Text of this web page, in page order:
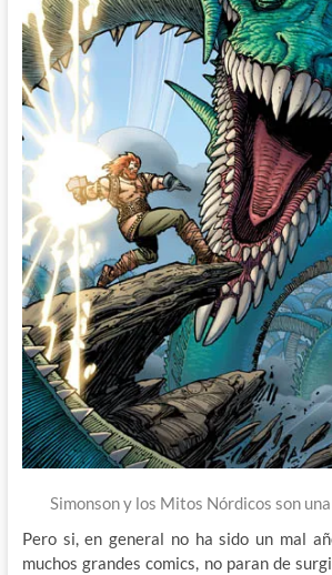
Simonson y los Mitos Nórdicos son
Pero si, en general no ha sido un mal
muchos grandes comics, no paran de